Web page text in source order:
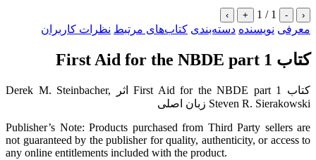
‹
-
1 / 1
+
›
معرفی نویسنده دسته‌بندی کتاب‌های مرتبط نظرات کاربران
کتاب First Aid for the NBDE part 1
کتاب First Aid for the NBDE part 1 اثر Derek M. Steinbacher,
Steven R. Sierakowski زبان اصلی
Publisher’s Note: Products purchased from Third Party sellers are
not guaranteed by the publisher for quality, authenticity, or access to
any online entitlements included with the product.